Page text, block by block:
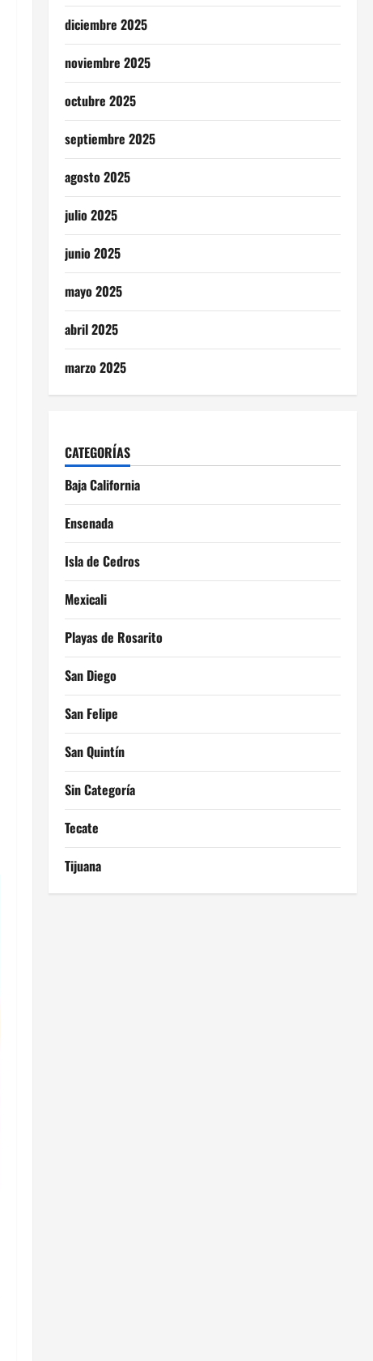
diciembre 2025
noviembre 2025
octubre 2025
septiembre 2025
agosto 2025
julio 2025
junio 2025
mayo 2025
abril 2025
marzo 2025
CATEGORÍAS
Baja California
Ensenada
Isla de Cedros
Mexicali
Playas de Rosarito
San Diego
San Felipe
San Quintín
Sin Categoría
Tecate
Tijuana